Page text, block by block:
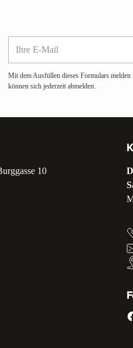
Mail
Mit dem Ausfüllen dieses Formulars
können sich jederzeit abmelden.
10